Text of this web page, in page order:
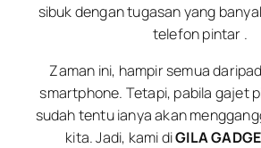
sibuk dengan tugasan yang
telefon pintar .
Zaman ini, hampir semua
smartphone. Tetapi, pabila gajet
sudah tentu ianya akan
kita. Jadi, kami diGILA